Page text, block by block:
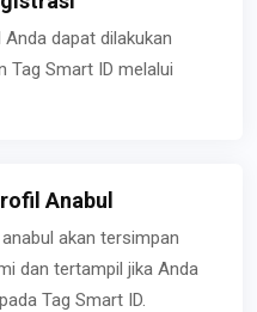
dapat dilakukan
Tag Smart ID melalui
Anabul
akan tersimpan
dan tertampil jika Anda
Tag Smart ID.